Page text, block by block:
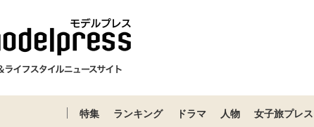
特集 ランキング ドラマ 人物 女子旅プレス